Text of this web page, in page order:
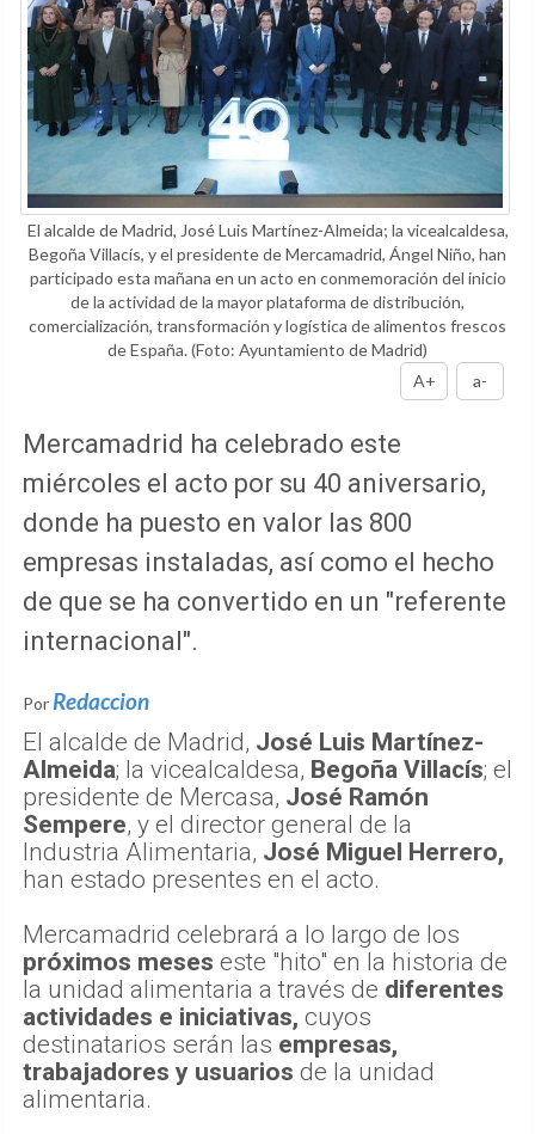
El alcalde de Madrid, José Luis Martínez-Almeida; la vicealcaldesa,
Begoña Villacís, y el presidente de Mercamadrid, Ángel Niño, han
participado esta mañana en un acto en conmemoración del inicio
de la actividad de la mayor plataforma de distribución,
comercialización, transformación y logística de alimentos frescos
de España.(Foto: Ayuntamiento de Madrid)
A+
a-
Mercamadrid ha celebrado este
miércoles el acto por su 40 aniversario,
donde ha puesto en valor las 800
empresas instaladas, así como el hecho
de que se ha convertido en un "referente
internacional".
Por Redaccion
El alcalde de Madrid, José Luis Martínez-
Almeida; la vicealcaldesa, Begoña Villacís; el
presidente de Mercasa, José Ramón
Sempere, y el director general de la
Industria Alimentaria, José Miguel Herrero,
han estado presentes en el acto.
Mercamadrid celebrará a lo largo de los
próximos meses este "hito" en la historia de
la unidad alimentaria a través de diferentes
actividades e iniciativas, cuyos
destinatarios serán las empresas,
trabajadores y usuarios de la unidad
alimentaria.